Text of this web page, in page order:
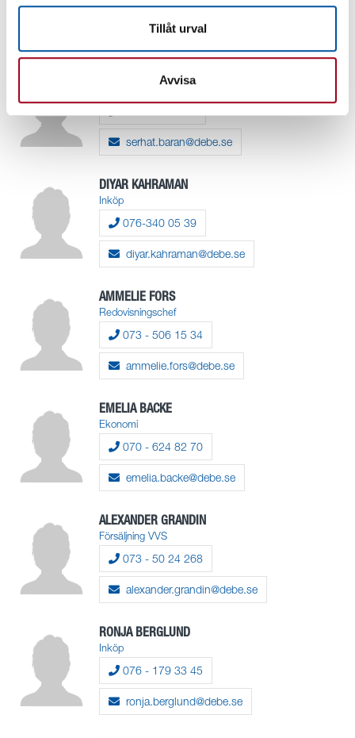
Tillåt urval
Avvisa
oscar.heydorn@debe.se
SERHAT BARAN
070-603 95 83
serhat.baran@debe.se
DIYAR KAHRAMAN
Inköp
076-340 05 39
diyar.kahraman@debe.se
AMMELIE FORS
Redovisningschef
073 - 506 15 34
ammelie.fors@debe.se
EMELIA BACKE
Ekonomi
070 - 624 82 70
emelia.backe@debe.se
ALEXANDER GRANDIN
Försäljning VVS
073 - 50 24 268
alexander.grandin@debe.se
RONJA BERGLUND
Inköp
076 - 179 33 45
ronja.berglund@debe.se